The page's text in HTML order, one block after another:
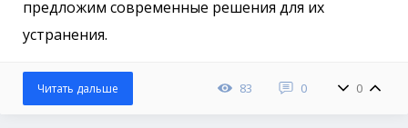
предложим современные решения для их
устранения.
83 0 0
Читать дальше